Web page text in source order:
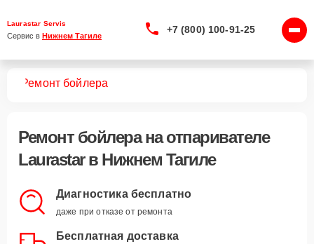
Laurastar Servis
Сервис в Нижнем Тагиле
+7 (800) 100-91-25
Ремонт бойлера
Ремонт бойлерана отпаривателе
Laurastar в Нижнем Тагиле
Диагностика бесплатно
даже при отказе от ремонта
Бесплатная доставка